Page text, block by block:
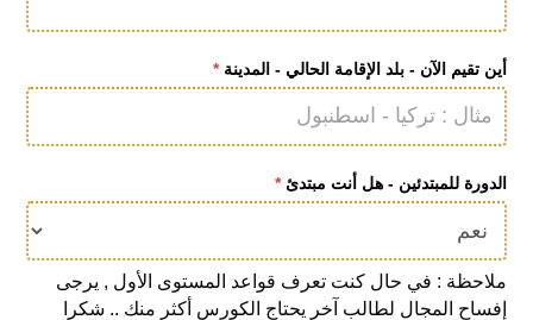
free
أين تقيم الآن - بلد الإقامة الحالي - المدينة*
الدورة للمبتدئين - هل أنت مبتدئ*
ملاحظة : في حال كنت تعرف قواعد المستوى الأول , يرجى
إفساح المجال لطالب آخر يحتاج الكورس أكثر منك .. شكرا